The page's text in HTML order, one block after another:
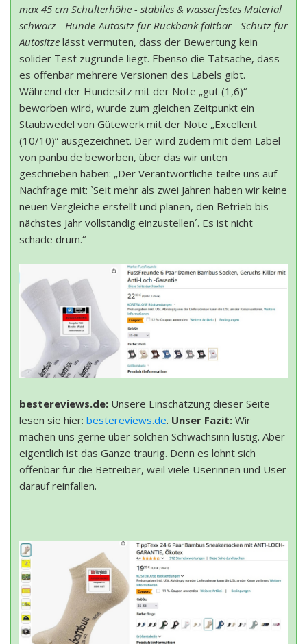
max 45 cm Schulterhöhe - stabiles & wasserfestes Material
schwarz - Hunde-Autositz für Rückbank faltbar - Schutz für
Autositze lässt vermuten, dass der Bewertung kein
solider Test zugrunde liegt. Ebenso die Tatsache, dass
es offenbar mehrere Versionen des Labels gibt.
Während der Hundesitz mit der Note „gut (1,6)“
beworben wird, wurde zum gleichen Zeitpunkt ein
Staubwedel von Gütewerk mit der Note „Excellent
(10/10)“ ausgezeichnet. Der wird zudem mit dem Label
von panbu.de beworben, über das wir unten
geschrieben haben: „Der Verantwortliche teilte uns auf
Nachfrage mit: `Seit mehr als zwei Jahren haben wir keine
neuen Vergleiche erstellt und planen, den Betrieb bis
nächstes Jahr vollständig einzustellen´. Es ist nicht
schade drum.“
bestereviews.de: Unsere Einschätzung dieser Seite
lesen sie hier: bestereviews.de. Unser Fazit: Wir
machen uns gerne über solchen Schwachsinn lustig. Aber
eigentlich ist das Ganze traurig. Denn es lohnt sich
offenbar für die Betreiber, weil viele Userinnen und User
darauf reinfallen.